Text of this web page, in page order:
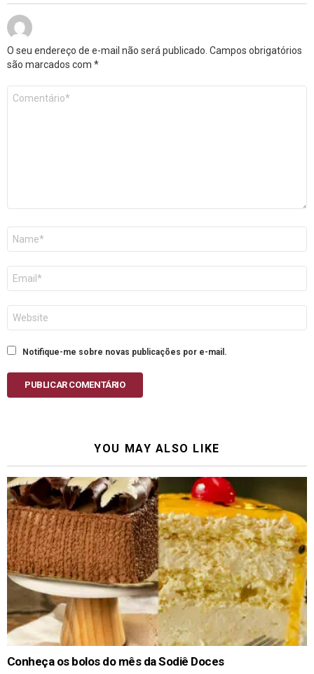
O seu endereço de e-mail não será publicado. Campos obrigatórios
são marcados com *
mail
Notifique-me sobre novas publicações por e-mail.
PUBLICAR COMENTÁRIO
YOU MAY ALSO LIKE
Conheça os bolos do mês da Sodiê Doces